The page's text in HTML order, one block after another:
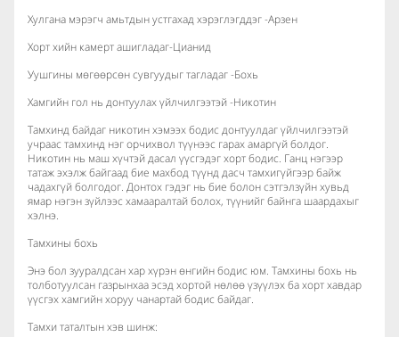
Хулгана мэрэгч амьтдын устгахад хэрэглэгддэг -Арзен
Хорт хийн камерт ашигладаг-Цианид
Уушгины мөгөөрсөн сувгуудыг тагладаг -Бохь
Хамгийн гол нь донтуулах үйлчилгээтэй -Никотин
Тамхинд байдаг никотин хэмээх бодис донтуулдаг үйлчилгээтэй
учраас тамхинд нэг орчихвол түүнээс гарах амаргүй болдог.
Никотин нь маш хүчтэй дасал үүсгэдэг хорт бодис. Ганц нэгээр
татаж эхэлж байгаад бие махбод түүнд дасч тамхигүйгээр байж
чадахгүй болгодог. Донтох гэдэг нь бие болон сэтгэлзүйн хувьд
ямар нэгэн зүйлээс хамааралтай болох, түүнийг байнга шаардахыг
хэлнэ.
Тамхины бохь
Энэ бол зууралдсан хар хүрэн өнгийн бодис юм. Тамхины бохь нь
толботуулсан газрынхаа эсэд хортой нөлөө үзүүлэх ба хорт хавдар
үүсгэх хамгийн хоруу чанартай бодис байдаг.
Тамхи таталтын хэв шинж: